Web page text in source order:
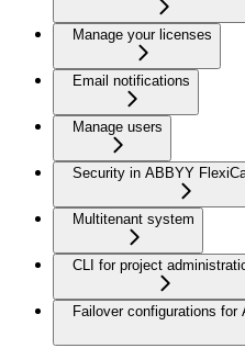
Manage your licenses
Email notifications
Manage users
Security in ABBYY
Multitenant system
CLI for project
Failover configurations for